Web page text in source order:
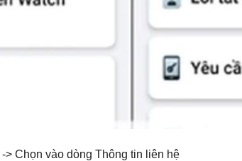
Chọn vào dòng Thông tin liên hệ